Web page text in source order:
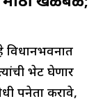
विधानभवनात
भेट घेणार
पक्षनेता करावे,